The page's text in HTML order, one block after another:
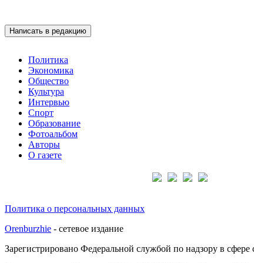
Написать в редакцию
Политика
Экономика
Общество
Культура
Интервью
Спорт
Образование
Фотоальбом
Авторы
О газете
Политика о персональных данных
Orenburzhie - сетевое издание
Зарегистрировано Федеральной службой по надзору в